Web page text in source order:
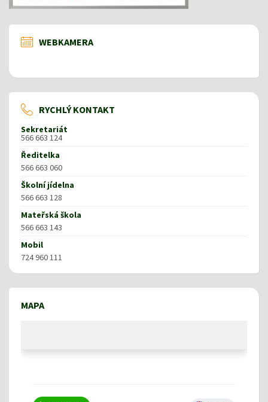
WEBKAMERA
RYCHLÝ KONTAKT
Sekretariát
566 663 124
Ředitelka
566 663 060
Školní jídelna
566 663 128
Mateřská škola
566 663 143
Mobil
724 960 111
MAPA